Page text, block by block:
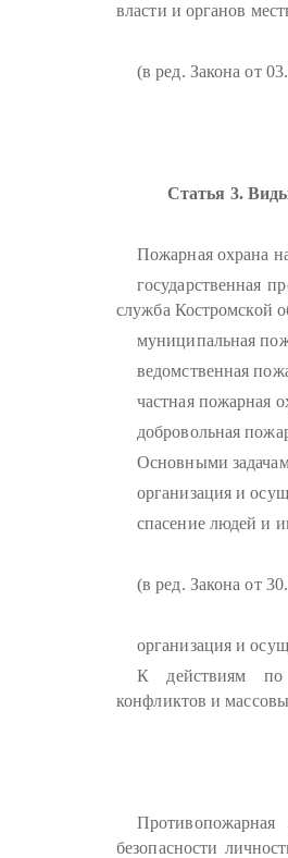
власти и органов
(в ред. Закона от
Статья 3.
Пожарная охрана
государственная
служба Костромской
муниципальная
ведомственная
частная пожарная
добровольная
Основными
организация и
спасение людей и
(в ред. Закона от
организация и
К действиям по
конфликтов и
безопасности